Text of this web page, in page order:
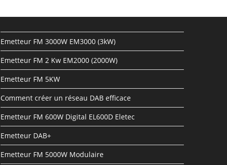
Emetteur FM 3000W EM3000 (3kW)
Emetteur FM 2 Kw EM2000 (2000W)
Emetteur FM 5KW
Comment créer un réseau DAB efficace
Emetteur FM 600W Digital EL600D Eletec
Emetteur DAB+
Emetteur FM 5000W Modulaire